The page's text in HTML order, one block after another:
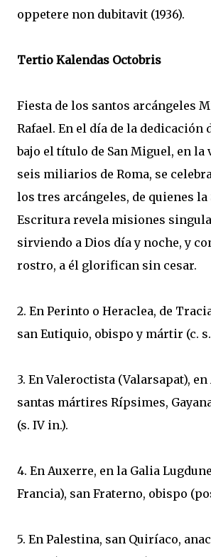
oppetere non dubitavit (1936).
Tertio Kalendas Octobris
Fiesta de los santos arcángeles
Rafael. En el día de la dedicación
bajo el título de San Miguel, en la
seis miliarios de Roma, se
los tres arcángeles, de quienes la
Escritura revela misiones
sirviendo a Dios día y noche, y
rostro, a él glorifican sin cesar.
2. En Perinto o Heraclea, de
san Eutiquio, obispo y mártir (c.
3. En Valeroctista (Valarsapat),
santas mártires Rípsimes,
(s. IV in.).
4. En Auxerre, en la Galia
Francia), san Fraterno, obispo
5. En Palestina, san Quiríaco,